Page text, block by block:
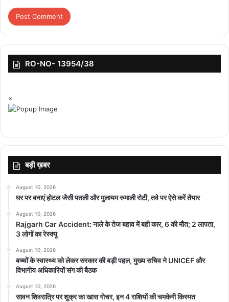
RO-NO- 13954/38
×
बड़ी ख़बर
August 10, 2026
घर पर बनाएं होटल जैसी पतली और मुलायम रुमाली रोटी, तवे पर ऐसे करें तैयार
August 10, 2026
Rajgarh Car Accident: नाले के तेज बहाव में बही कार, 6 की मौत; 2 लापता,
3 लोगों का रेस्क्यू
August 10, 2026
बच्चों के स्वास्थ्य को लेकर सरकार की बड़ी पहल, मुख्य सचिव ने UNICEF और
विभागीय अधिकारियों संग की बैठक
August 10, 2026
सावन शिवरात्रि पर शुक्र का खास गोचर, इन 4 राशियों की चमकेगी किस्मत